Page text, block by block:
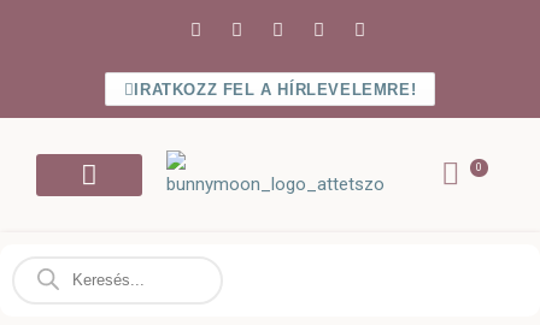
IRATKOZZ FEL A HÍRLEVELEMRE!